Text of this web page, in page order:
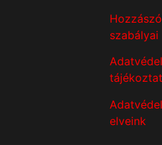
szabályai
elveink